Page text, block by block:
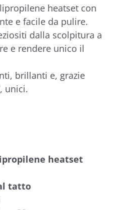
heatset con
e facile da pulire.
dalla scolpitura a
e rendere unico il
brillanti e, grazie
unici.
heatset
tatto